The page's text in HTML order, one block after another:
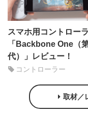
スマホ用コントロー
「Backbone One（
代）」レビュー！
コントローラー
取材／